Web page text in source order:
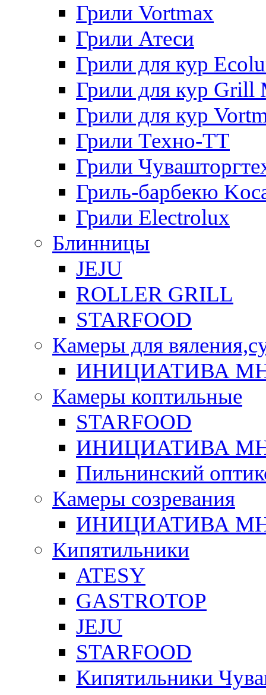
Грили Vortmax
Грили Атеси
Грили для кур
Грили для кур Grill
Грили для кур
Грили Техно-ТТ
Грили
Гриль-барбекю
Грили Electrolux
Блинницы
JEJU
ROLLER GRILL
STARFOOD
Камеры для
ИНИЦИАТИВА
Камеры коптильные
STARFOOD
ИНИЦИАТИВА
Пильнинский
Камеры созревания
ИНИЦИАТИВА
Кипятильники
ATESY
GASTROTOP
JEJU
STARFOOD
Кипятильники